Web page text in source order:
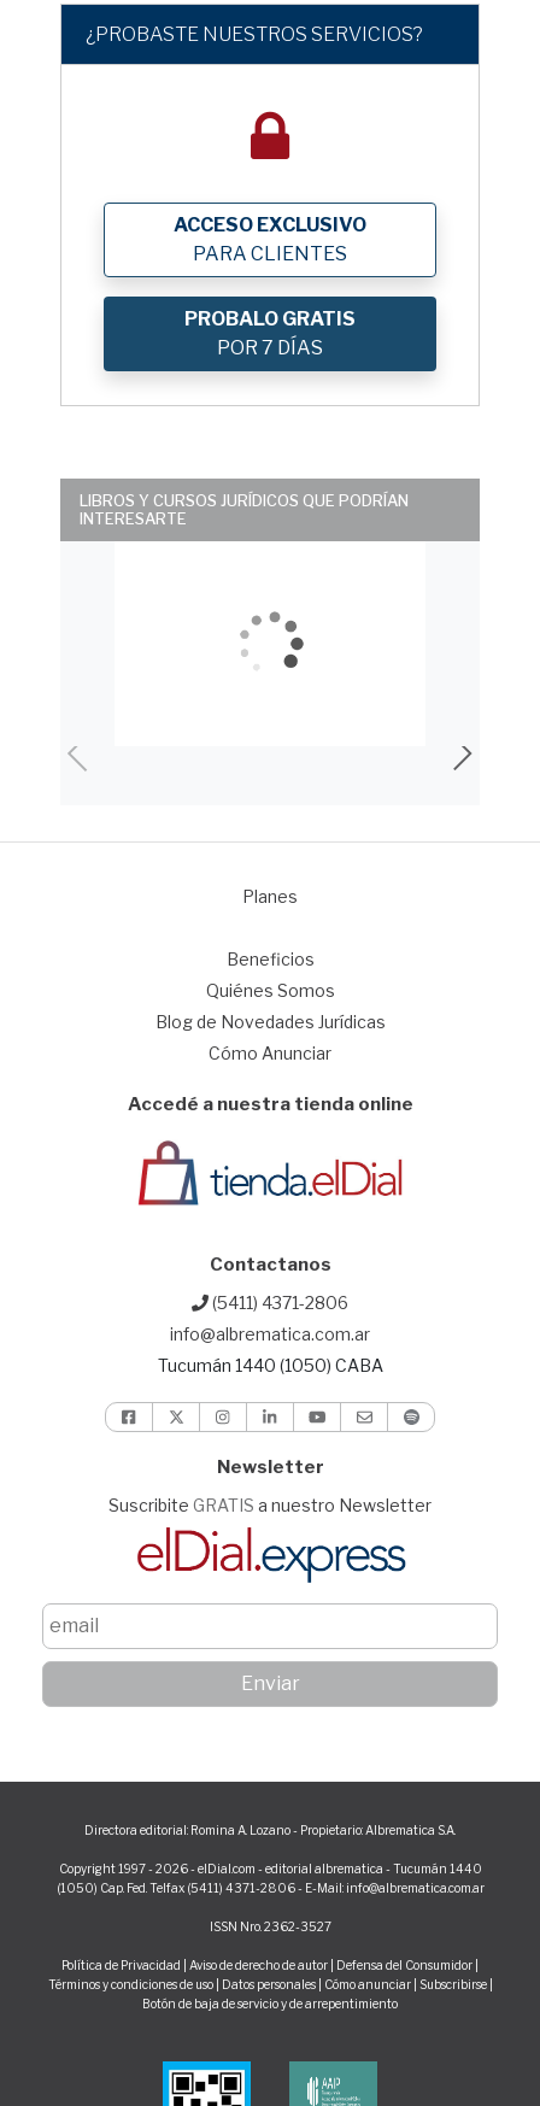
¿PROBASTE NUESTROS SERVICIOS?
ACCESO EXCLUSIVO
PARA CLIENTES
PROBALO GRATIS
POR 7 DÍAS
LIBROS Y CURSOS JURÍDICOS QUE PODRÍAN
INTERESARTE
Planes
Beneficios
Quiénes Somos
Blog de Novedades Jurídicas
Cómo Anunciar
Accedé a nuestra tienda online
Contactanos
(5411) 4371-2806
info@albrematica.com.ar
Tucumán 1440 (1050) CABA
Newsletter
Suscribite GRATIS a nuestro Newsletter
Directora editorial: Romina A. Lozano - Propietario: Albrematica S.A.
Copyright 1997 - 2026 - elDial.com - editorial albrematica - Tucumán 1440
(1050) Cap. Fed. Telfax (5411) 4371-2806 - E-Mail: info@albrematica.com.ar
ISSN Nro. 2362-3527
Política de Privacidad Aviso de derecho de autor Defensa del Consumidor
Términos y condiciones de uso| Datos personales| Cómo anunciar| Subscribirse
Botón de baja de servicio y de arrepentimiento